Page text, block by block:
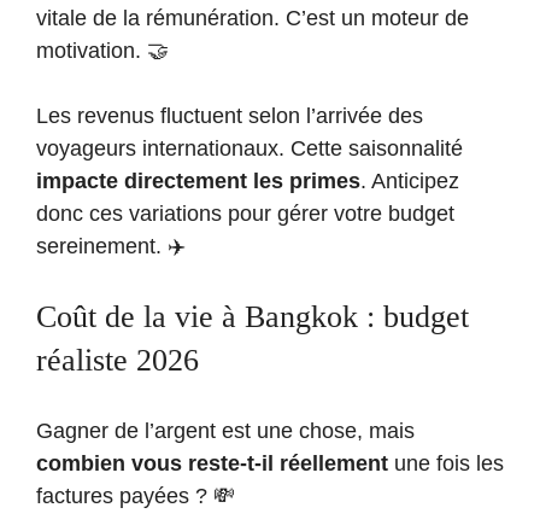
vitale de la rémunération. C’est un moteur de
motivation. 🤝
Les revenus fluctuent selon l’arrivée des
voyageurs internationaux. Cette saisonnalité
impacte directement les primes. Anticipez
donc ces variations pour gérer votre budget
sereinement. ✈️
Coût de la vie à Bangkok : budget
réaliste 2026
Gagner de l’argent est une chose, mais
combien vous reste-t-il réellement une fois les
factures payées ? 💸